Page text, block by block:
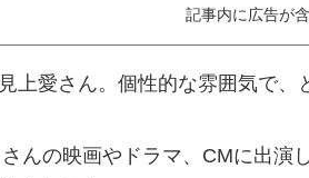
記事内に広告が
上愛さん。個性的な雰囲気で、
んの映画やドラマ、CMに出演